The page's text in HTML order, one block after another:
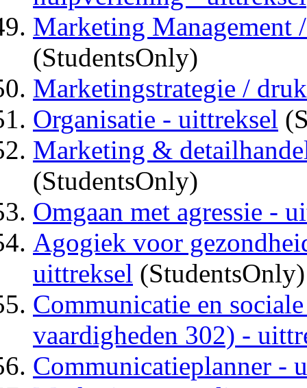
Marketing
(StudentsOnly)
Marketingstrategie /
Organisatie - uittreksel
Marketing &
(StudentsOnly)
Omgaan met agressie -
Agogiek voor
uittreksel (StudentsOnly)
Communicatie en
vaardigheden 302) -
Communicatieplanner -